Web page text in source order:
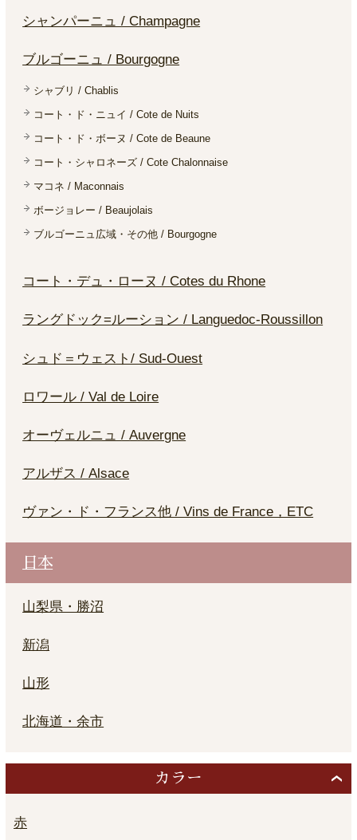
シャンパーニュ / Champagne
ブルゴーニュ / Bourgogne
シャブリ / Chablis
コート・ド・ニュイ / Cote de Nuits
コート・ド・ボーヌ / Cote de Beaune
コート・シャロネーズ / Cote Chalonnaise
マコネ / Maconnais
ボージョレー / Beaujolais
ブルゴーニュ広域・その他 / Bourgogne
コート・デュ・ローヌ / Cotes du Rhone
ラングドック=ルーション / Languedoc-Roussillon
シュド＝ウェスト/ Sud-Ouest
ロワール / Val de Loire
オーヴェルニュ / Auvergne
アルザス / Alsace
ヴァン・ド・フランス他 / Vins de France，ETC
日本
山梨県・勝沼
新潟
山形
北海道・余市
カラー
赤